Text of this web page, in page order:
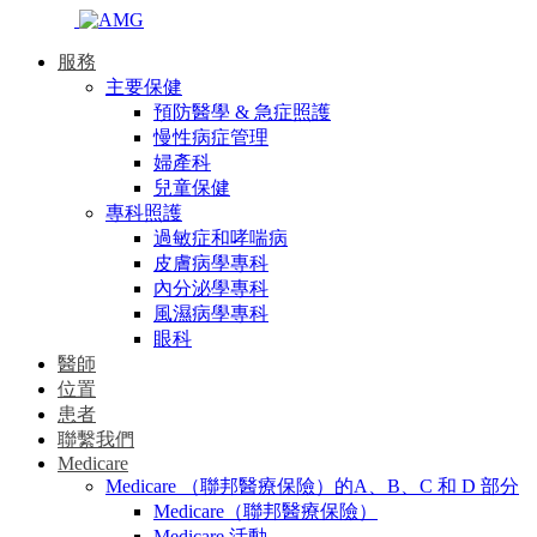
服務
主要保健
預防醫學 & 急症照護
慢性病症管理
婦產科
兒童保健
專科照護
過敏症和哮喘病
皮膚病學專科
內分泌學專科
風濕病學專科
眼科
醫師
位置
患者
聯繫我們
Medicare
Medicare （聯邦醫療保險）的A、B、C 和 D 部分
Medicare（聯邦醫療保險）